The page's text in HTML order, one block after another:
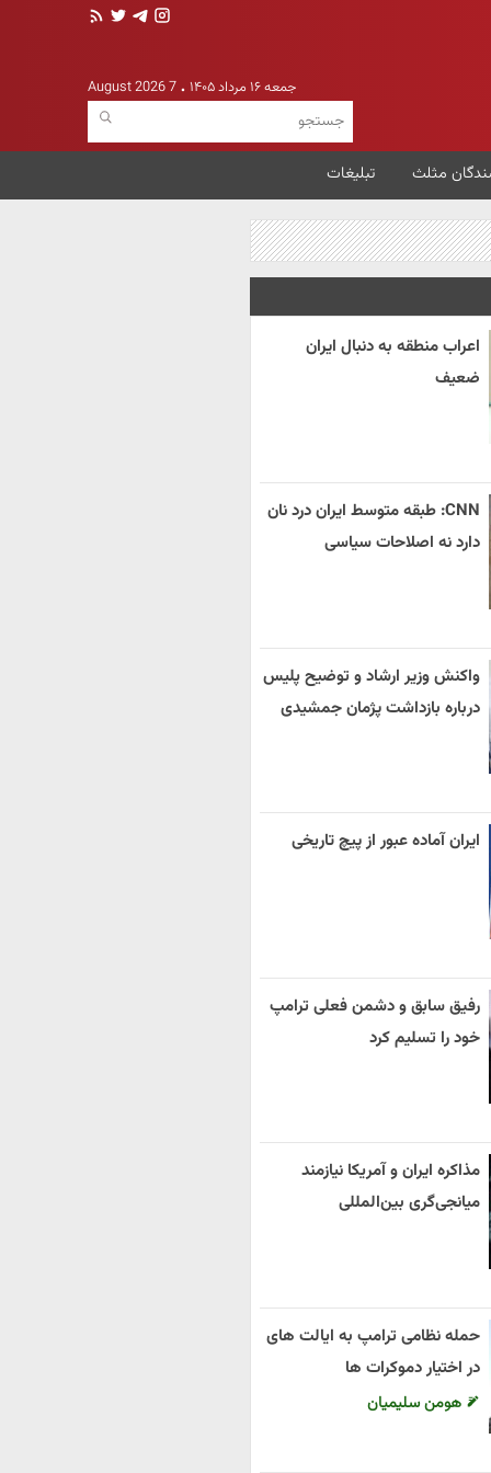
جمعه ۱۶ مرداد ۱۴۰۵ 7 August 2026
مثلث تبلیغات
اعراب منطقه به دنبال ایران
ضعیف
CNN: طبقه متوسط ایران درد نان
دارد نه اصلاحات سیاسی
واکنش وزیر ارشاد و توضیح پلیس
درباره بازداشت پژمان جمشیدی
ایران آماده عبور از پیچ تاریخی
رفیق سابق و دشمن فعلی ترامپ
خود را تسلیم کرد
مذاکره ایران و آمریکا نیازمند
میانجی‌گری بین‌المللی
حمله نظامی ترامپ به ایالت های
در اختیار دموکرات ها
هومن سلیمیان